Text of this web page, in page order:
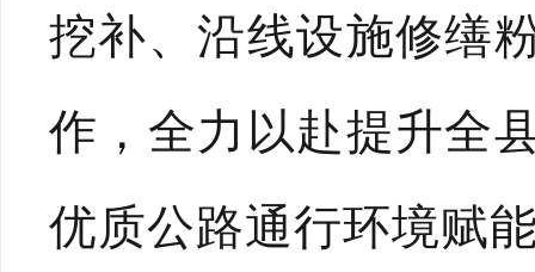
挖补、沿线设施修缮
作，全力以赴提升全
优质公路通行环境赋